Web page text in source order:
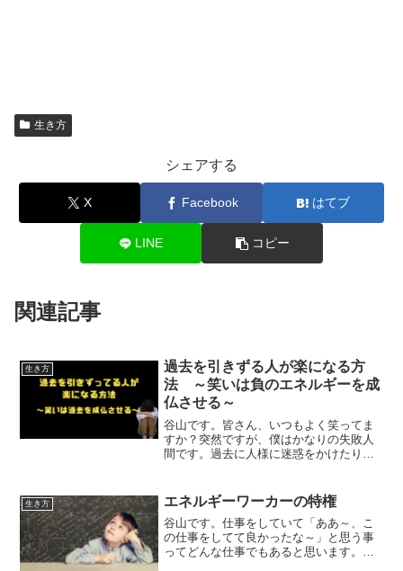
生き方
シェアする
X Facebook はてブ
LINE コピー
関連記事
生き方
過去を引きずる人が楽になる方
法 ～笑いは負のエネルギーを成
仏させる～
谷山です。皆さん、いつもよく笑ってま
すか？突然ですが、僕はかなりの失敗人
間です。過去に人様に迷惑をかけたり、
してその度に、グジグジグジグジと引き
ずる・・・・・「なんであ...
生き方 エネルギーワーカーの特権
谷山です。仕事をしていて「ああ～、こ
の仕事をしてて良かったな～」と思う事
ってどんな仕事でもあると思います。僕